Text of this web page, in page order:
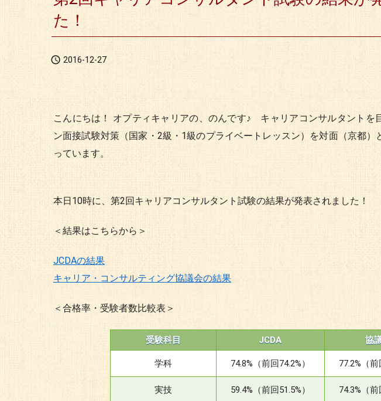
た！
 2016-12-27
こんにちは！ オプティキャリアの、のんです♪ キャリアコンサルタントを
ン面接試験対策（国家・2級・1級のプライベートレッスン）を対面（京都）
っています。
本日10時に、第2回キャリアコンサルタント試験の結果が発表されました！
＜結果はこちらから＞
JCDAの結果
キャリア・コンサルティング協議会の結果
＜合格率・受験者数比較表＞
受験科目 JCDA 協
学科 74.8%（前回74.2%） 77.2%（前
実技 59.4%（前回51.5%） 74.3%（前